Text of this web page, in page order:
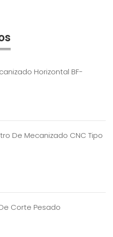
Horizontal BF-
De Mecanizado CNC Tipo
De Corte Pesado